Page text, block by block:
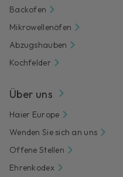
Backofen
Mikrowellenöfen
Abzugshauben
Kochfelder
Über uns
Haier Europe
Wenden Sie sich an uns
Offene Stellen
Ehrenkodex